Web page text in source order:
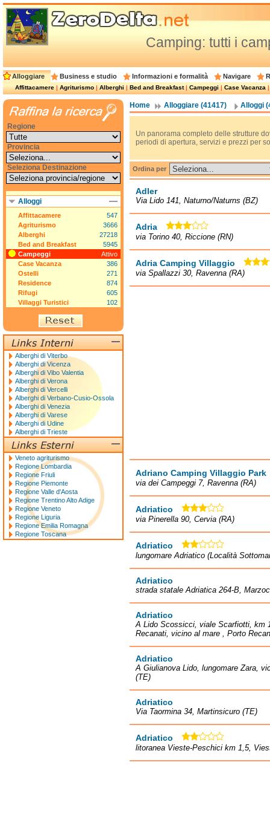
Camping: tutti i
Alloggiare Business e studio Informazioni e formalità Navigare
Affittacamere|Agriturismo|Alberghi|Bed and Breakfast|Campeggi|Case Vacanza
Home Alloggiare (41417) Alloggi
Un panorama completo delle strutture
periodi di apertura, servizi e prezzi per
Ordina per
Adler
Via Lido 141, Naturno/Naturns (BZ)
Adria
via Torino 40, Riccione (RN)
Adria Camping Villaggio
via Spallazzi 30, Ravenna (RA)
Adriano Camping Villaggio Park
via dei Campeggi 7, Ravenna (RA)
Adriatico
via Pinerella 90, Cervia (RA)
Adriatico
lungomare Adriatico (Località
Adriatico
strada statale Adriatica 264-B,
Adriatico
A Lido Scossicci, viale Scarfiotti, km
Recanati, vicino al mare , Porto
Adriatico
A Giulianova Lido, lungomare Zara,
(TE)
Adriatico
Via Taormina 34, Martinsicuro (TE)
Adriatico
litoranea Vieste-Peschici km 1,5,
Regione
Provincia
Seleziona Destinazione
Alloggi
Affittacamere
547
Agriturismo
3666
Alberghi
27218
Bed and Breakfast
5945
Campeggi
Attivo
Case Vacanza
386
Ostelli
271
Residence
874
Rifugi
605
Villaggi Turistici
102
Alberghi di Viterbo
Alberghi di Vicenza
Alberghi di Vibo Valentia
Alberghi di Verona
Alberghi di Vercelli
Alberghi di Verbano-Cusio-Ossola
Alberghi di Venezia
Alberghi di Varese
Alberghi di Udine
Alberghi di Trieste
Veneto agriturismo
Regione Lombardia
Regione Friuli
Regione Piemonte
Regione Valle d'Aosta
Regione Trentino Alto Adige
Regione Veneto
Regione Liguria
Regione Emilia Romagna
Regione Toscana